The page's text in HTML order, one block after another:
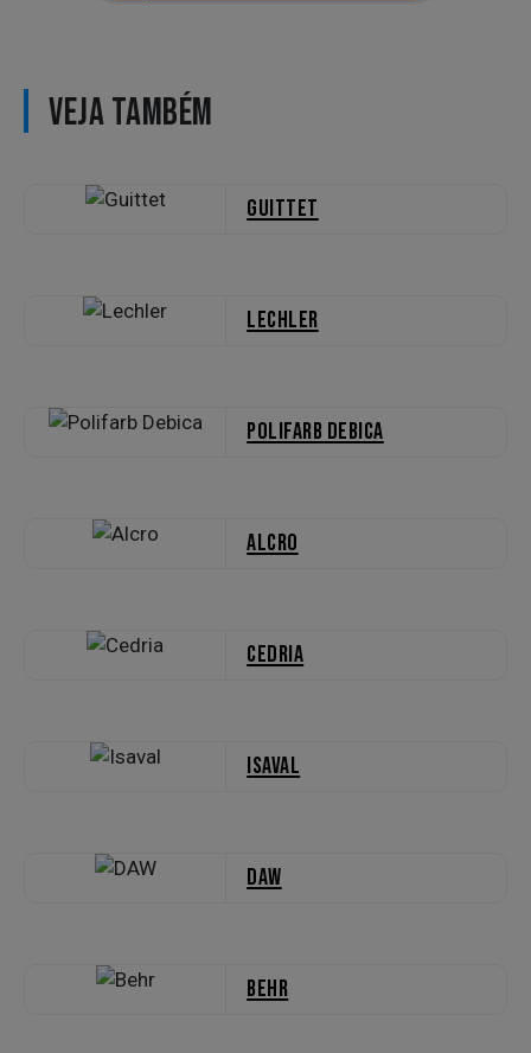
VEJA TAMBÉM
Guittet
Lechler
Polifarb Debica
Alcro
Cedria
Isaval
DAW
Behr